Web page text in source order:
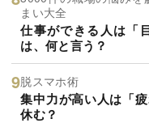
まい大全
仕事ができる人は「
は、何と言う？
脱スマホ術
集中力が高い人は「
休む？